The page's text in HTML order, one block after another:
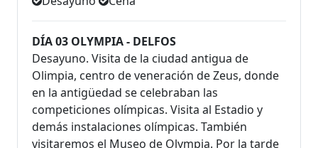
DÍA 03 OLYMPIA - DELFOS
Desayuno. Visita de la ciudad antigua de
Olimpia, centro de veneración de Zeus, donde
en la antigüedad se celebraban las
competiciones olímpicas. Visita al Estadio y
demás instalaciones olímpicas. También
visitaremos el Museo de Olympia. Por la tarde